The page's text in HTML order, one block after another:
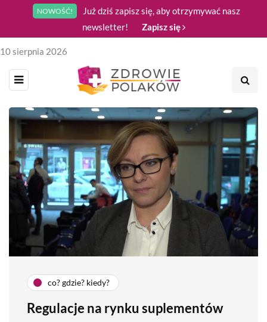
NOWOŚĆ!
Już dziś zapisz się, aby otrzymywać nasz
newsletter!
Zapisz się
10 sierpnia 2026
co? gdzie? kiedy?
Regulacje na rynku suplementów